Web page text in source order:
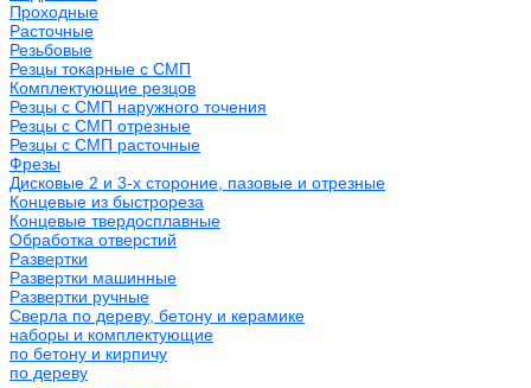
Проходные
Расточные
Резьбовые
Резцы токарные с СМП
Комплектующие резцов
Резцы с СМП наружного точения
Резцы с СМП отрезные
Резцы с СМП расточные
Фрезы
Дисковые 2 и 3-х стороние, пазовые и отрезные
Концевые из быстрореза
Концевые твердосплавные
Обработка отверстий
Развертки
Развертки машинные
Развертки ручные
Сверла по дереву, бетону и керамике
наборы и комплектующие
по бетону и кирпичу
по дереву